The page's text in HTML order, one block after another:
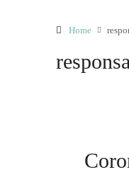
Home